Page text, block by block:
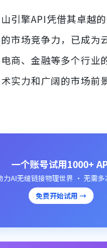
引擎API凭借其卓越
市场竞争力，已成为
商、金融等多个行业
实力和广阔的市场前景
一个账号试用1000+
力AI无缝链接物理世界 · 无需多
免费开始试用 →